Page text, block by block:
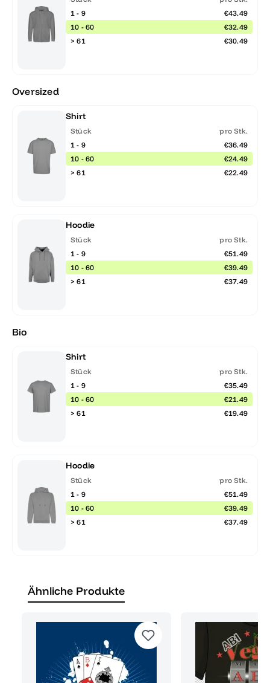
1 - 9
€43.49
10 - 60
€32.49
> 61
€30.49
Oversized
Shirt
Stück
pro Stk.
1 - 9
€36.49
10 - 60
€24.49
> 61
€22.49
Hoodie
Stück
pro Stk.
1 - 9
€51.49
10 - 60
€39.49
> 61
€37.49
Bio
Shirt
Stück
pro Stk.
1 - 9
€35.49
10 - 60
€21.49
> 61
€19.49
Hoodie
Stück
pro Stk.
1 - 9
€51.49
10 - 60
€39.49
> 61
€37.49
Ähnliche Produkte